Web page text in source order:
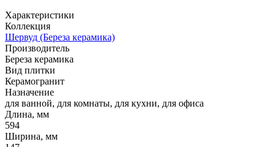
Характеристики
Коллекция
Шервуд (Береза керамика)
Производитель
Береза керамика
Вид плитки
Керамогранит
Назначение
для ванной, для комнаты, для кухни, для офиса
Длина, мм
594
Ширина, мм